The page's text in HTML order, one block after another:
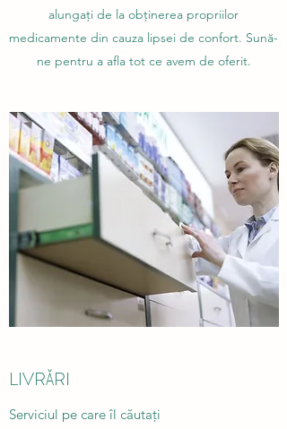
alungați de la obținerea propriilor
medicamente din cauza lipsei de confort. Sună-
ne pentru a afla tot ce avem de oferit.
LIVRĂRI
Serviciul pe care îl căutați